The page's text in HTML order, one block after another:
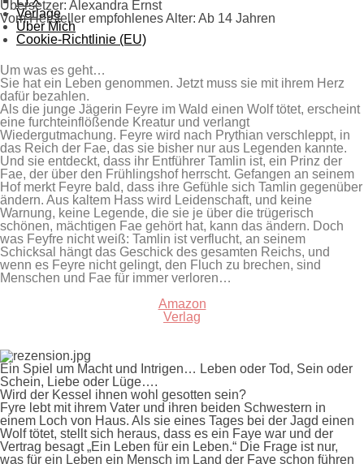
Verlage
Über Mich
Cookie-Richtlinie (EU)
Übersetzer: Alexandra Ernst
Vom Hersteller empfohlenes Alter: Ab 14 Jahren
Um was es geht…
Sie hat ein Leben genommen. Jetzt muss sie mit ihrem Herz
dafür bezahlen.
Als die junge Jägerin Feyre im Wald einen Wolf tötet, erscheint
eine furchteinflößende Kreatur und verlangt
Wiedergutmachung. Feyre wird nach Prythian verschleppt, in
das Reich der Fae, das sie bisher nur aus Legenden kannte.
Und sie entdeckt, dass ihr Entführer Tamlin ist, ein Prinz der
Fae, der über den Frühlingshof herrscht. Gefangen an seinem
Hof merkt Feyre bald, dass ihre Gefühle sich Tamlin gegenüber
ändern. Aus kaltem Hass wird Leidenschaft, und keine
Warnung, keine Legende, die sie je über die trügerisch
schönen, mächtigen Fae gehört hat, kann das ändern. Doch
was Feyfre nicht weiß: Tamlin ist verflucht, an seinem
Schicksal hängt das Geschick des gesamten Reichs, und
wenn es Feyre nicht gelingt, den Fluch zu brechen, sind
Menschen und Fae für immer verloren…
Amazon
Verlag
Ein Spiel um Macht und Intrigen… Leben oder Tod, Sein oder
Schein, Liebe oder Lüge….
Wird der Kessel ihnen wohl gesotten sein?
Fyre lebt mit ihrem Vater und ihren beiden Schwestern in
einem Loch von Haus. Als sie eines Tages bei der Jagd einen
Wolf tötet, stellt sich heraus, dass es ein Faye war und der
Vertrag besagt „Ein Leben für ein Leben.“ Die Frage ist nur,
was für ein Leben ein Mensch im Land der Faye schon führen